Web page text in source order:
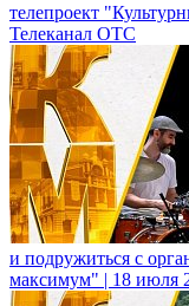
телепроект
Телеканал ОТС
и подружиться с
максимум" | 18 июля